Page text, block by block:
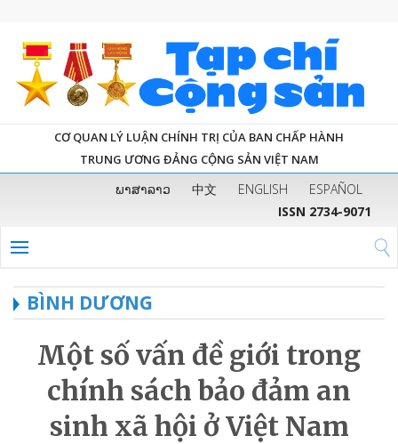
CƠ QUAN LÝ LUẬN CHÍNH TRỊ CỦA BAN CHẤP HÀNH
TRUNG ƯƠNG ĐẢNG CỘNG SẢN VIỆT NAM
ພາສາລາວ 中文 ENGLISH
ESPAÑOL
ISSN 2734-9071
BÌNH DƯƠNG
Một số vấn đề giới trong
chính sách bảo đảm an
sinh xã hội ở Việt Nam